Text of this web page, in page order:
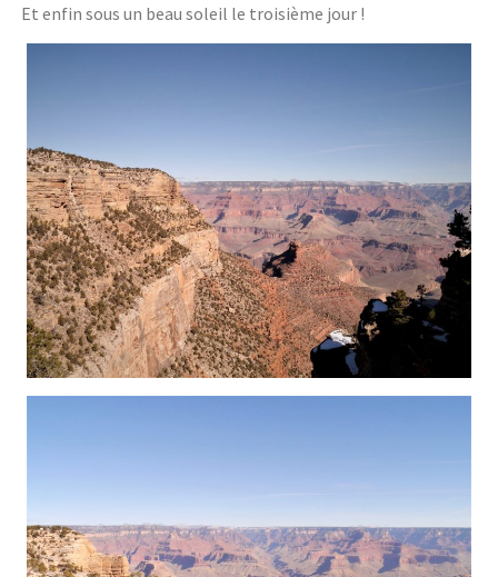
Et enfin sous un beau soleil le troisième jour !